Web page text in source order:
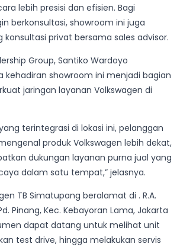
lebih presisi dan efisien. Bagi
berkonsultasi, showroom ini juga
privat bersama sales advisor.
Group, Santiko Wardoyo
kehadiran showroom ini menjadi bagian
jaringan layanan Volkswagen di
terintegrasi di lokasi ini, pelanggan
produk Volkswagen lebih dekat,
dukungan layanan purna jual yang
dalam satu tempat,” jelasnya.
TB Simatupang beralamat di . R.A.
Pinang, Kec. Kebayoran Lama, Jakarta
dapat datang untuk melihat unit
test drive, hingga melakukan servis